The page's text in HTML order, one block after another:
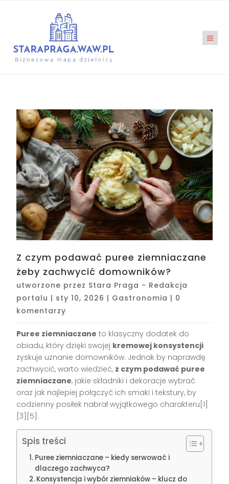
Z czym podawać puree ziemniaczane
żeby zachwycić domowników?
utworzone przez Stara Praga - Redakcja
portalu | sty 10, 2026 | Gastronomia | 0
komentarzy
Puree ziemniaczane to klasyczny dodatek do
obiadu, który dzięki swojej kremowej konsystencji
zyskuje uznanie domowników. Jednak by naprawdę
zachwycić, warto wiedzieć, z czym podawać puree
ziemniaczane, jakie składniki i dekoracje wybrać
oraz jak najlepiej połączyć ich smaki i tekstury, by
codzienny posiłek nabrał wyjątkowego charakteru[1]
[3][5].
Spis treści
Puree ziemniaczane – kiedy serwować i
dlaczego zachwyca?
Konsystencja i wybór ziemniaków – klucz do